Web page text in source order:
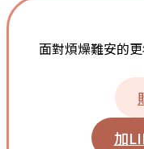
面對煩燥難安的
加